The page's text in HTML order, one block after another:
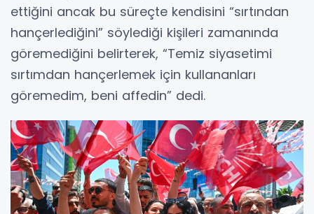
ettiğini ancak bu süreçte kendisini “sırtından
hançerlediğini” söylediği kişileri zamanında
göremediğini belirterek, “Temiz siyasetimi
sırtımdan hançerlemek için kullananları
göremedim, beni affedin” dedi.